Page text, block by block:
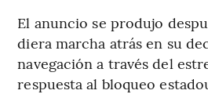
El anuncio se produjo
diera marcha atrás en su
navegación a través del
respuesta al bloqueo